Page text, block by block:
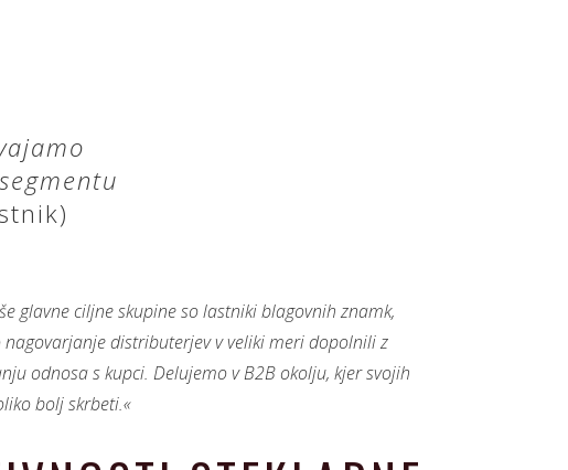
glavne ciljne skupine so lastniki blagovnih znamk,
distributerjev v veliki meri dopolnili z
odnosa s kupci. Delujemo v B2B okolju, kjer svojih
bolj skrbeti.«